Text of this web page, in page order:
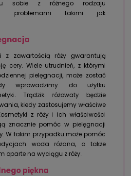
sobie z różnego rodzaju
i problemami takimi jak
z zawartością róży gwarantują
cery. Wiele utrudnień, z którymi
pielęgnacji, może zostać
wprowadzimy do użytku
Trądzik różowaty będzie
kiedy zastosujemy właściwe
z róży i ich właściwości
znacznie pomóc w pielęgnacji
W takim przypadku może pomóc
woda różana, a także
oparte na wyciągu z róży.
piękna